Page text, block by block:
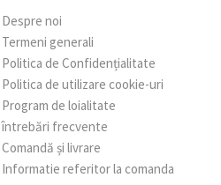
Despre noi
Termeni generali
Politica de Confidențialitate
Politica de utilizare cookie-uri
Program de loialitate
întrebări frecvente
Comandă și livrare
Informatie referitor la comanda